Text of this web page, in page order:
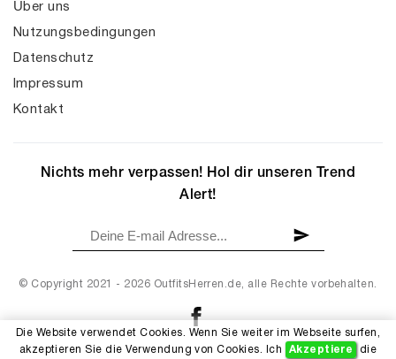
Über uns
Nutzungsbedingungen
Datenschutz
Impressum
Kontakt
© Copyright 2021 - 2026 OutfitsHerren.de, alle Rechte vorbehalten.
Nichts mehr verpassen! Hol dir unseren Trend
Alert!
Die Website verwendet Cookies. Wenn Sie weiter im Webseite surfen,
akzeptieren Sie die Verwendung von Cookies. Ich
Akzeptiere die